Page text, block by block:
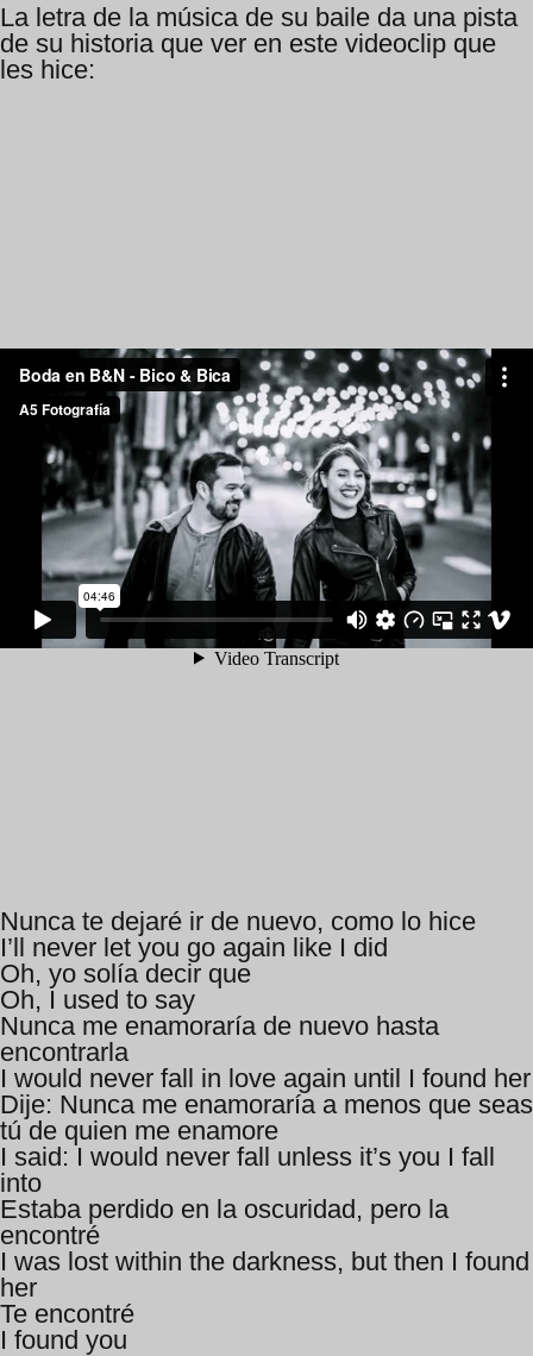
La letra de la música de su baile da una pista
de su historia que ver en este videoclip que
les hice:
Nunca te dejaré ir de nuevo, como lo hice
I’ll never let you go again like I did
Oh, yo solía decir que
Oh, I used to say
Nunca me enamoraría de nuevo hasta
encontrarla
I would never fall in love again until I found her
Dije: Nunca me enamoraría a menos que seas
tú de quien me enamore
I said: I would never fall unless it’s you I fall
into
Estaba perdido en la oscuridad, pero la
encontré
I was lost within the darkness, but then I found
her
Te encontré
I found you